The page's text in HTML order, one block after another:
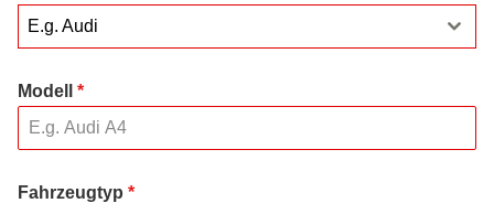
E.g. Audi
Modell *
Fahrzeugtyp *